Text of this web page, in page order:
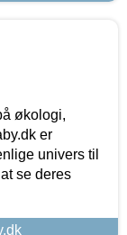
økologi,
er
univers til
se deres